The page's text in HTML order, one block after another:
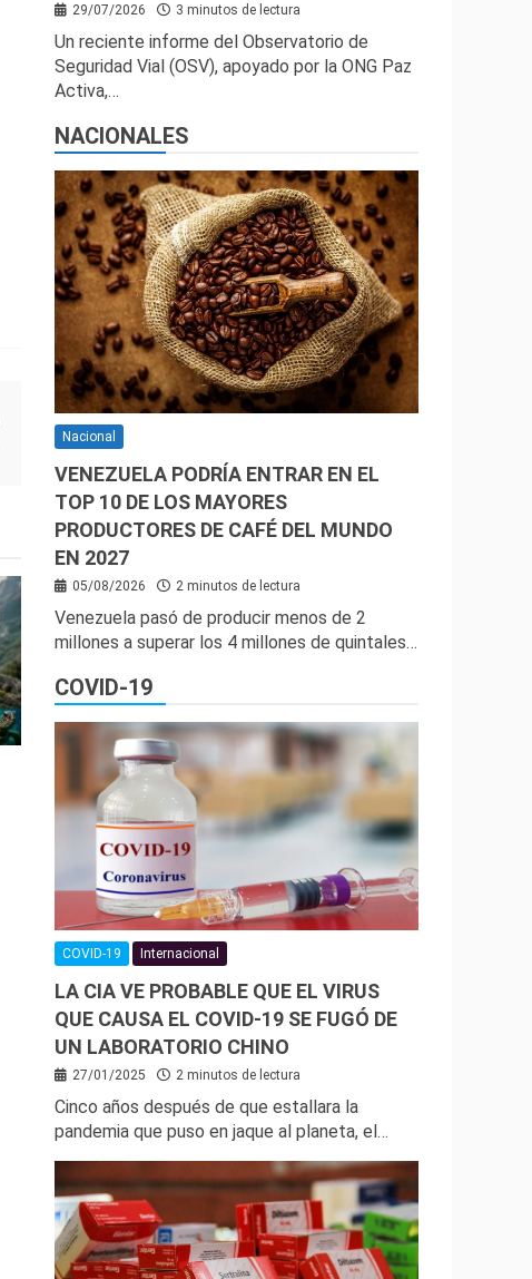
29/07/2026 3 minutos de lectura
Un reciente informe del Observatorio de
Seguridad Vial (OSV), apoyado por la ONG Paz
Activa,…
NACIONALES
Nacional
VENEZUELA PODRÍA ENTRAR EN EL
TOP 10 DE LOS MAYORES
PRODUCTORES DE CAFÉ DEL MUNDO
EN 2027
05/08/2026 2 minutos de lectura
Venezuela pasó de producir menos de 2
millones a superar los 4 millones de quintales…
COVID-19
COVID-19 Internacional
LA CIA VE PROBABLE QUE EL VIRUS
QUE CAUSA EL COVID-19 SE FUGÓ DE
UN LABORATORIO CHINO
27/01/2025 2 minutos de lectura
Cinco años después de que estallara la
pandemia que puso en jaque al planeta, el…